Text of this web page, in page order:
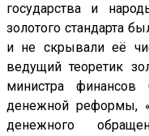
государства и
золотого стандарта
и не скрывали её
ведущий теоретик
министра финансов
денежной реформы,
денежного